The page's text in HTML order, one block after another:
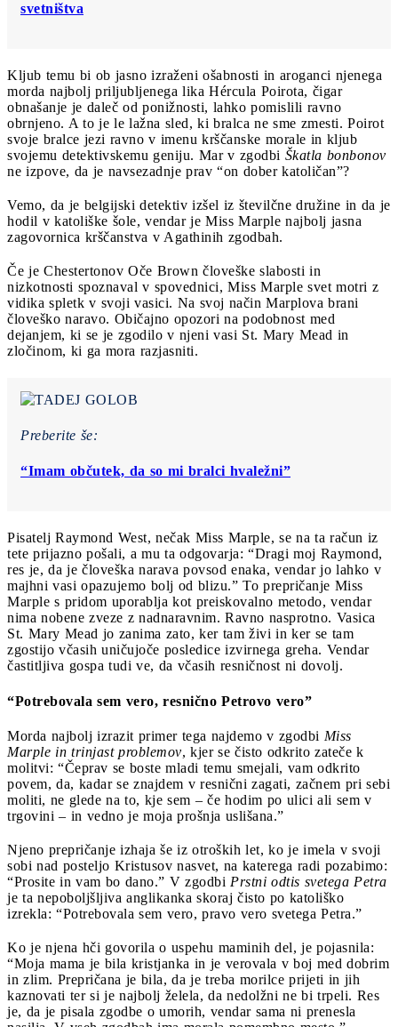
svetništva
Kljub temu bi ob jasno izraženi ošabnosti in aroganci njenega
morda najbolj priljubljenega lika Hércula Poirota, čigar
obnašanje je daleč od ponižnosti, lahko pomislili ravno
obrnjeno. A to je le lažna sled, ki bralca ne sme zmesti. Poirot
svoje bralce jezi ravno v imenu krščanske morale in kljub
svojemu detektivskemu geniju. Mar v zgodbi Škatla bonbonov
ne izpove, da je navsezadnje prav “on dober katoličan”?
Vemo, da je belgijski detektiv izšel iz številčne družine in da je
hodil v katoliške šole, vendar je Miss Marple najbolj jasna
zagovornica krščanstva v Agathinih zgodbah.
Če je Chestertonov Oče Brown človeške slabosti in
nizkotnosti spoznaval v spovednici, Miss Marple svet motri z
vidika spletk v svoji vasici. Na svoj način Marplova brani
človeško naravo. Običajno opozori na podobnost med
dejanjem, ki se je zgodilo v njeni vasi St. Mary Mead in
zločinom, ki ga mora razjasniti.
Preberite še:
“Imam občutek, da so mi bralci hvaležni”
Pisatelj Raymond West, nečak Miss Marple, se na ta račun iz
tete prijazno pošali, a mu ta odgovarja: “Dragi moj Raymond,
res je, da je človeška narava povsod enaka, vendar jo lahko v
majhni vasi opazujemo bolj od blizu.” To prepričanje Miss
Marple s pridom uporablja kot preiskovalno metodo, vendar
nima nobene zveze z nadnaravnim. Ravno nasprotno. Vasica
St. Mary Mead jo zanima zato, ker tam živi in ker se tam
zgostijo včasih uničujoče posledice izvirnega greha. Vendar
častitljiva gospa tudi ve, da včasih resničnost ni dovolj.
“Potrebovala sem vero, resnično Petrovo vero”
Morda najbolj izrazit primer tega najdemo v zgodbi Miss
Marple in trinjast problemov, kjer se čisto odkrito zateče k
molitvi: “Čeprav se boste mladi temu smejali, vam odkrito
povem, da, kadar se znajdem v resnični zagati, začnem pri sebi
moliti, ne glede na to, kje sem – če hodim po ulici ali sem v
trgovini – in vedno je moja prošnja uslišana.”
Njeno prepričanje izhaja še iz otroških let, ko je imela v svoji
sobi nad posteljo Kristusov nasvet, na katerega radi pozabimo:
“Prosite in vam bo dano.” V zgodbi Prstni odtis svetega Petra
je ta nepoboljšljiva anglikanka skoraj čisto po katoliško
izrekla: “Potrebovala sem vero, pravo vero svetega Petra.”
Ko je njena hči govorila o uspehu maminih del, je pojasnila:
“Moja mama je bila kristjanka in je verovala v boj med dobrim
in zlim. Prepričana je bila, da je treba morilce prijeti in jih
kaznovati ter si je najbolj želela, da nedolžni ne bi trpeli. Res
je, da je pisala zgodbe o umorih, vendar sama ni prenesla